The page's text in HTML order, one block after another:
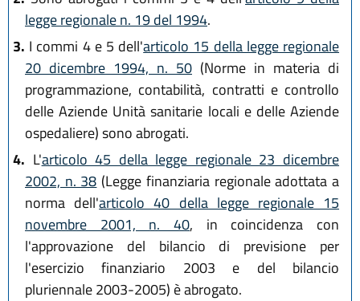
legge regionale n. 19 del 1994.
3. I commi 4 e 5 dell'articolo 15 della legge regionale
20 dicembre 1994, n. 50 (Norme in materia di
programmazione, contabilità, contratti e controllo
delle Aziende Unità sanitarie locali e delle Aziende
ospedaliere) sono abrogati.
4. L'articolo 45 della legge regionale 23 dicembre
2002, n. 38 (Legge finanziaria regionale adottata a
norma dell'articolo 40 della legge regionale 15
novembre 2001, n. 40, in coincidenza con
l'approvazione del bilancio di previsione per
l'esercizio finanziario 2003 e del bilancio
pluriennale 2003-2005) è abrogato.